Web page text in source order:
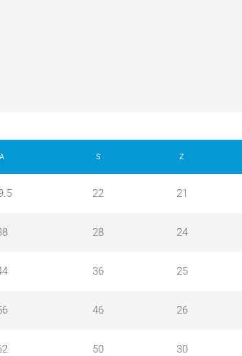
A S Z
22 21
28 24
36 25
46 26
50 30